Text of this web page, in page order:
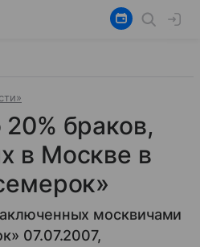
20% браков,
в Москве в
москвичами
07.07.2007,